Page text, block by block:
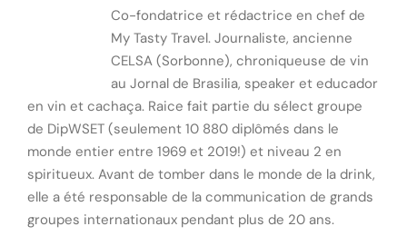
Co-fondatrice et rédactrice en chef de
My Tasty Travel. Journaliste, ancienne
CELSA (Sorbonne), chroniqueuse de vin
au Jornal de Brasilia, speaker et educador
en vin et cachaça. Raice fait partie du sélect groupe
de DipWSET (seulement 10 880 diplômés dans le
monde entier entre 1969 et 2019!) et niveau 2 en
spiritueux. Avant de tomber dans le monde de la drink,
elle a été responsable de la communication de grands
groupes internationaux pendant plus de 20 ans.